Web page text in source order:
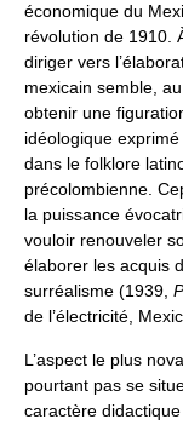
économique du
révolution de 1910.
diriger vers
mexicain semble,
obtenir une
idéologique
dans le folklore
précolombienne.
la puissance
vouloir renouveler
élaborer les acquis
surréalisme (1939,
de l’électricité,
L’aspect le plus
pourtant pas se
caractère